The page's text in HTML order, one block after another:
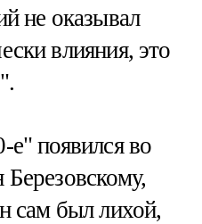
не оказывал
влияния, это
появился во
Березовскому,
сам был лихой,